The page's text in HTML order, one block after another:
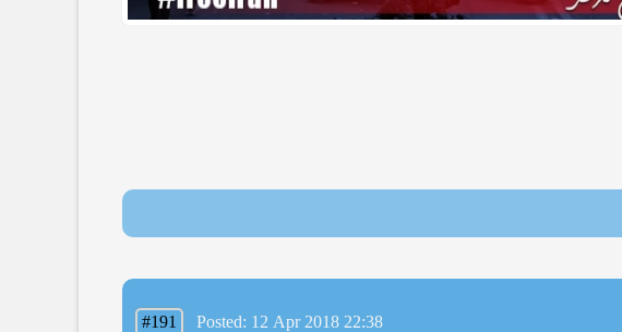
#191 Posted: 12 Apr 2018 22:38